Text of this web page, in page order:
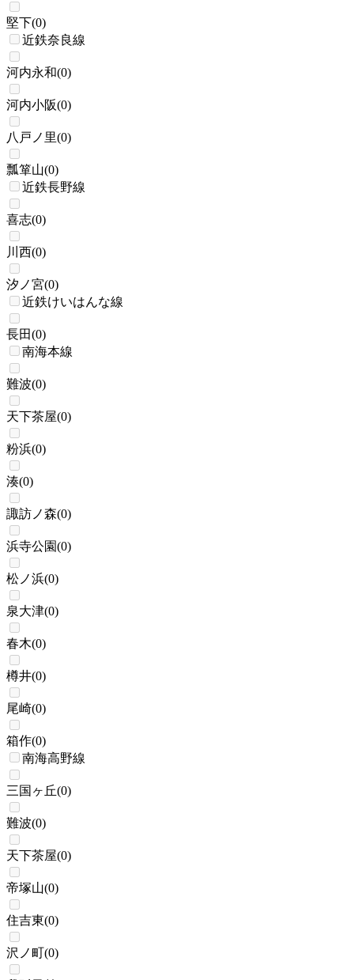
堅下(0)
近鉄奈良線
河内永和(0)
河内小阪(0)
八戸ノ里(0)
瓢箪山(0)
近鉄長野線
喜志(0)
川西(0)
汐ノ宮(0)
近鉄けいはんな線
長田(0)
南海本線
難波(0)
天下茶屋(0)
粉浜(0)
湊(0)
諏訪ノ森(0)
浜寺公園(0)
松ノ浜(0)
泉大津(0)
春木(0)
樽井(0)
尾崎(0)
箱作(0)
南海高野線
三国ヶ丘(0)
難波(0)
天下茶屋(0)
帝塚山(0)
住吉東(0)
沢ノ町(0)